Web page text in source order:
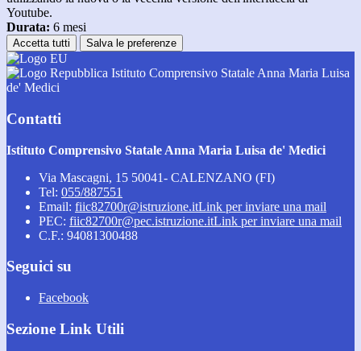
Youtube.
Durata: 6 mesi
Accetta tutti Salva le preferenze
Istituto Comprensivo Statale Anna Maria Luisa
de' Medici
Contatti
Istituto Comprensivo Statale Anna Maria Luisa de' Medici
Via Mascagni, 15 50041- CALENZANO (FI)
Tel: 055/887551
Email: fiic82700r@istruzione.itLink per inviare una mail
PEC: fiic82700r@pec.istruzione.itLink per inviare una mail
C.F.: 94081300488
Seguici su
Facebook
Sezione Link Utili